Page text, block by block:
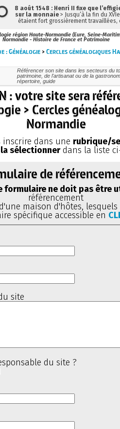
région Haute-Normandie (Eure, Seine-
Normandie - Histoire de France et Patrimoine
: Généalogie >Cercles généalogiques
Référencer son site dans les secteurs du
patrimoine, de l'artisanat ou de la
répertoire, guide
: votre site sera
> Cercles
Normandie
inscrire dans une rubrique/
la sélectionnerdans la liste
de
formulaire ne doit pas être
référencement
maison d'hôtes,
spécifique accessible en
site
du site ?
8 août 1548 : Henri II fixe que
sur la monnaie> Jusqu’à la fin du
étaient fort grossièrement